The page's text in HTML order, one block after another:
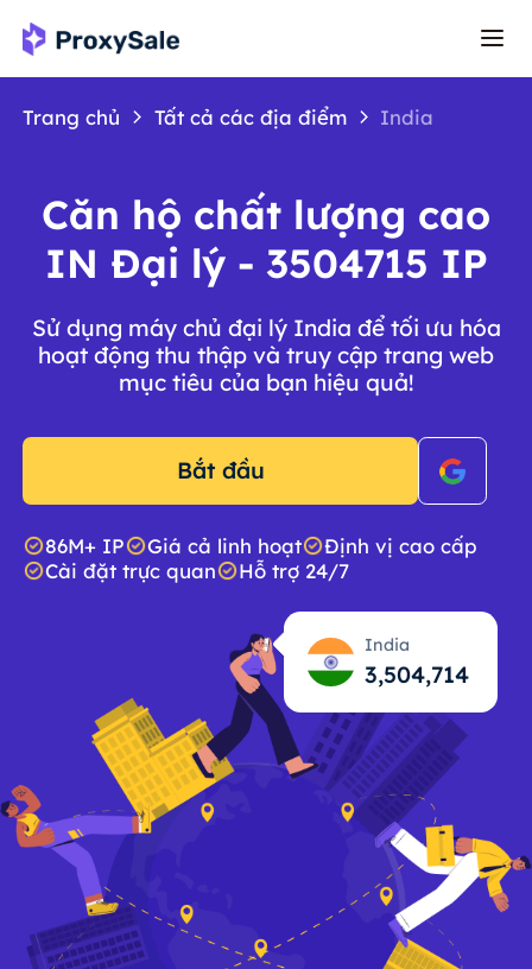
Trang chủ Tất cả các địa điểm India
Căn hộ chất lượng cao
IN Đại lý - 3504715 IP
Sử dụng máy chủ đại lý India để tối ưu hóa
hoạt động thu thập và truy cập trang web
mục tiêu của bạn hiệu quả!
Bắt đầu
86M+ IP Giá cả linh hoạt
Định vị cao cấp
Cài đặt trực quan
Hỗ trợ 24/7
India
3,504,715